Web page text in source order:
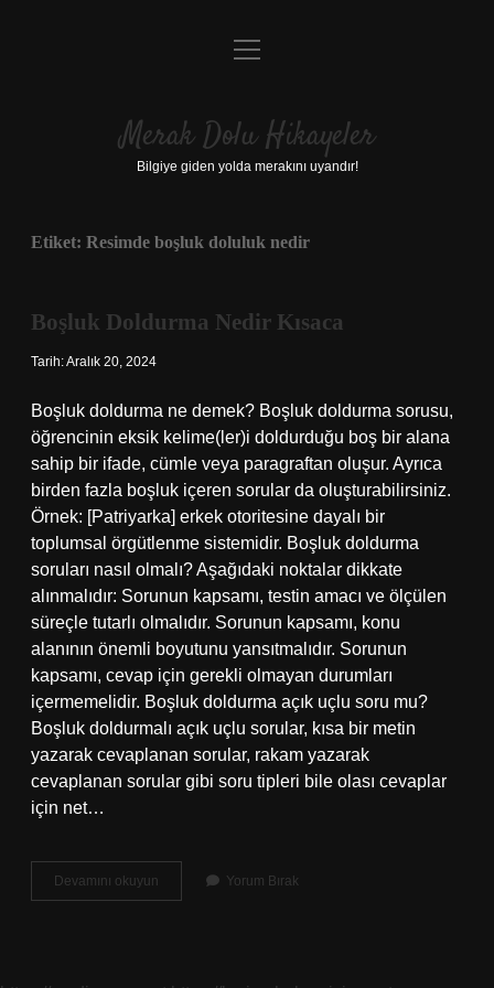
Anasayfa
Yasal Uyarı
menüyü
Merak Dolu Hikayeler
Bilgiye giden yolda merakını uyandır!
Etiket: Resimde boşluk doluluk nedir
Boşluk Doldurma Nedir Kısaca
Tarih: Aralık 20, 2024
Boşluk doldurma ne demek? Boşluk doldurma sorusu,
öğrencinin eksik kelime(ler)i doldurduğu boş bir alana
sahip bir ifade, cümle veya paragraftan oluşur. Ayrıca
birden fazla boşluk içeren sorular da oluşturabilirsiniz.
Örnek: [Patriyarka] erkek otoritesine dayalı bir
toplumsal örgütlenme sistemidir. Boşluk doldurma
soruları nasıl olmalı? Aşağıdaki noktalar dikkate
alınmalıdır: Sorunun kapsamı, testin amacı ve ölçülen
süreçle tutarlı olmalıdır. Sorunun kapsamı, konu
alanının önemli boyutunu yansıtmalıdır. Sorunun
kapsamı, cevap için gerekli olmayan durumları
içermemelidir. Boşluk doldurma açık uçlu soru mu?
Boşluk doldurmalı açık uçlu sorular, kısa bir metin
yazarak cevaplanan sorular, rakam yazarak
cevaplanan sorular gibi soru tipleri bile olası cevaplar
için net…
Devamını okuyun
Doldurma
Yorum Bırak